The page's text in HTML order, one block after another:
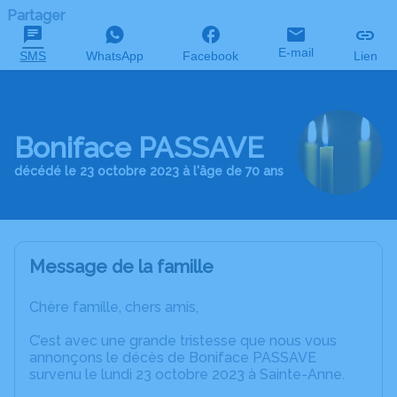
Partager
SMS WhatsApp Facebook E-mail Lien
Boniface PASSAVE
décédé le 23 octobre 2023 à l'âge de 70 ans
Message de la famille
Chère famille, chers amis,
C’est avec une grande tristesse que nous vous
annonçons le décès de Boniface PASSAVE
survenu le lundi 23 octobre 2023 à Sainte-Anne.